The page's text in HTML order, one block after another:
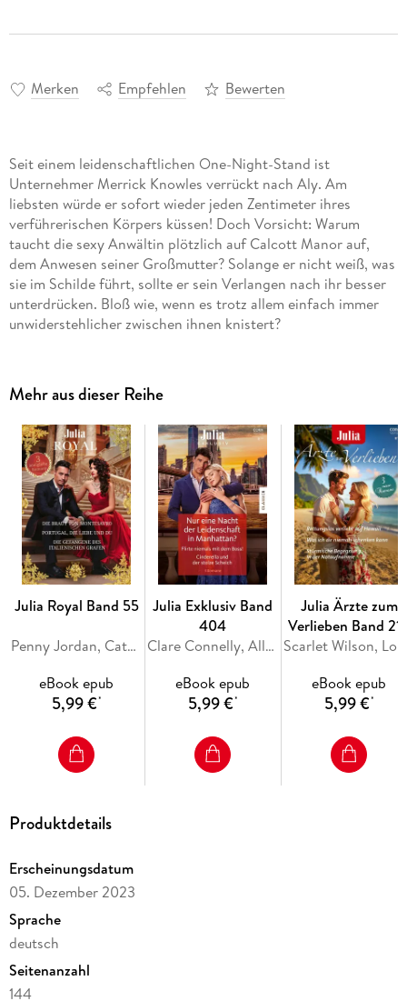
Merken Empfehlen Bewerten
Seit einem leidenschaftlichen One-Night-Stand ist
Unternehmer Merrick Knowles verrückt nach Aly. Am
liebsten würde er sofort wieder jeden Zentimeter ihres
verführerischen Körpers küssen! Doch Vorsicht: Warum
taucht die sexy Anwältin plötzlich auf Calcott Manor auf,
dem Anwesen seiner Großmutter? Solange er nicht weiß, was
sie im Schilde führt, sollte er sein Verlangen nach ihr besser
unterdrücken. Bloß wie, wenn es trotz allem einfach immer
unwiderstehlicher zwischen ihnen knistert?
Mehr aus dieser Reihe
Julia Royal Band 55
Penny Jordan, Catherine George, Sara Craven
eBook epub
5,99 €*
Julia Exklusiv Band
404
Clare Connelly, Ally Blake, Maya Blake
eBook epub
5,99 €*
Julia Ärzte zum
Verlieben Band
eBook epub
5,99 €*
Produktdetails
Erscheinungsdatum
05. Dezember 2023
Sprache
deutsch
Seitenanzahl
144